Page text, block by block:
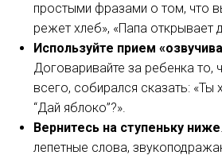
простыми фразами о том, что
режет хлеб», «Папа открывает
Используйте прием
Договаривайте за ребенка то,
всего, собирался сказать: «Ты
“Дай яблоко”?».
Вернитесь на ступеньку ниже
лепетные слова,